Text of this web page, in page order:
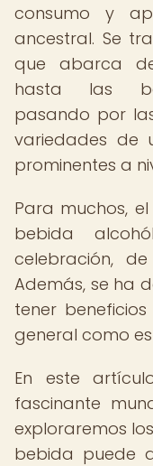
consumo y
ancestral. Se
que abarca
hasta las
pasando por
variedades de
prominentes a
Para muchos,
bebida
celebración,
Además, se ha
tener
general como
En este
fascinante
exploraremos
bebida puede